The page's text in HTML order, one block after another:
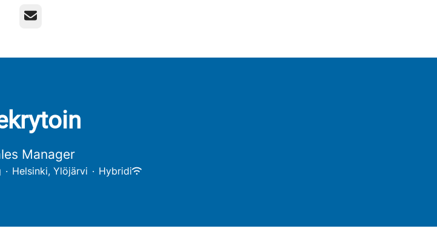
Sähköposti
Manager
· Helsinki, Ylöjärvi · Hybridi